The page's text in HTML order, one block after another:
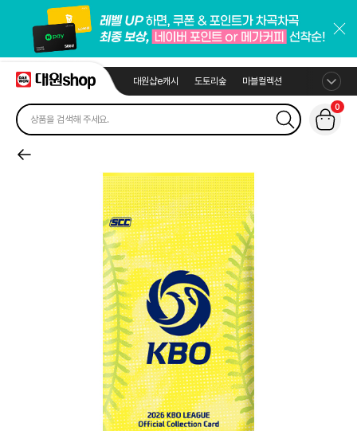
대원샵e캐시 도토리숲 마블컬렉션
0